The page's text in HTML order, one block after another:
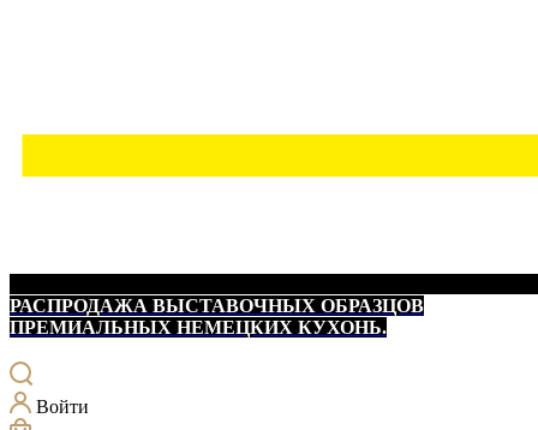
РАСПРОДАЖА ВЫСТАВОЧНЫХ ОБРАЗЦОВ
ПРЕМИАЛЬНЫХ НЕМЕЦКИХ КУХОНЬ.
Войти